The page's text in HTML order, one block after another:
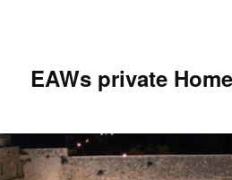
EAWs private